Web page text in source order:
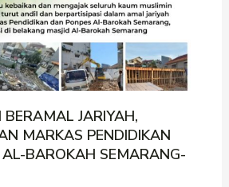
BERAMAL JARIYAH,
MARKAS PENDIDIKAN
BAROKAH SEMARANG-